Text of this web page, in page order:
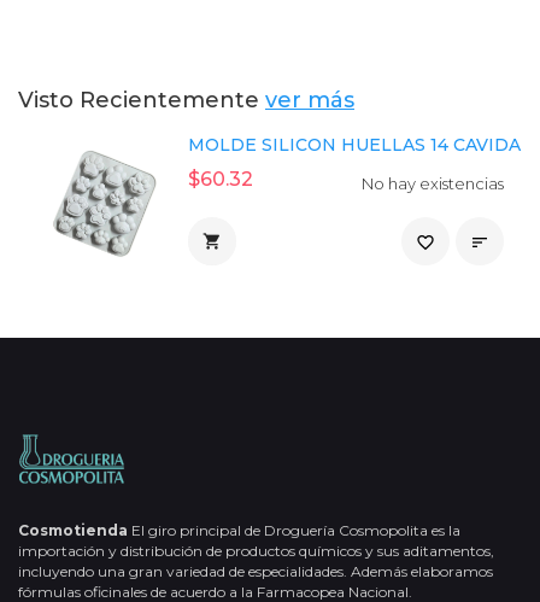
Visto Recientemente ver más
MOLDE SILICON HUELLAS 14
$60.32 No hay existencias
 
favorite_border
Cosmotienda El giro principal de Droguería Cosmopolita es la
importación y distribución de productos químicos y sus aditamentos,
incluyendo una gran variedad de especialidades. Además elaboramos
fórmulas oficinales de acuerdo a la Farmacopea Nacional.